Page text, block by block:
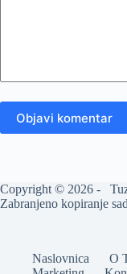
Objavi komentar
Copyright © 2026 -
Zabranjeno kopiranje
Naslovnica O